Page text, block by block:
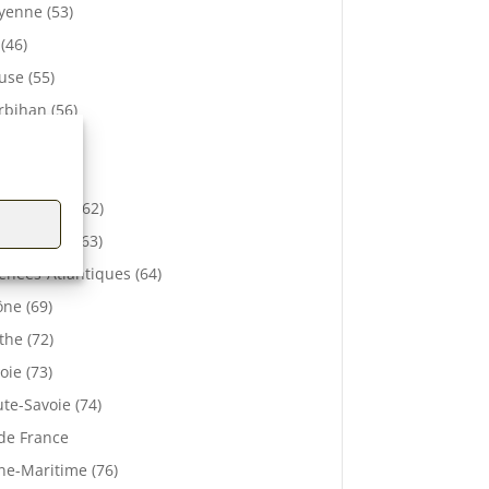
(53)
(55)
(56)
de-Calais (62)
De Dôme (63)
Atlantiques (64)
(69)
(72)
(73)
Savoie (74)
France
Maritime (76)